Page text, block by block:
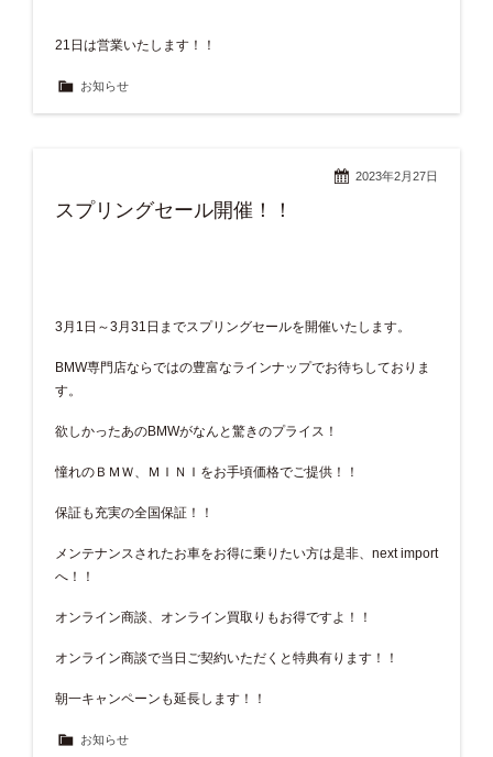
21日は営業いたします！！
お知らせ
2023年2月27日
スプリングセール開催！！
3月1日～3月31日までスプリングセールを開催いたします。
BMW専門店ならではの豊富なラインナップでお待ちしておりま
す。
欲しかったあのBMWがなんと驚きのプライス！
憧れのＢＭＷ、ＭＩＮＩをお手頃価格でご提供！！
保証も充実の全国保証！！
メンテナンスされたお車をお得に乗りたい方は是非、next import
へ！！
オンライン商談、オンライン買取りもお得ですよ！！
オンライン商談で当日ご契約いただくと特典有ります！！
朝一キャンペーンも延長します！！
お知らせ